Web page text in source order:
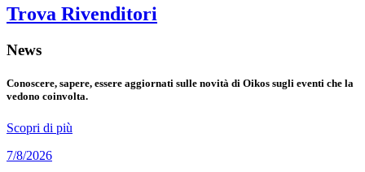
Trova Rivenditori
News
Conoscere, sapere, essere aggiornati sulle novità di Oikos sugli eventi che la
vedono coinvolta.
Scopri di più
7/8/2026